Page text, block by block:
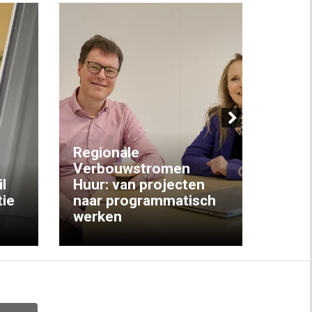
Regionale
Verbouwstromen
Huur: van projecten
naar programmatisch
werken
Next